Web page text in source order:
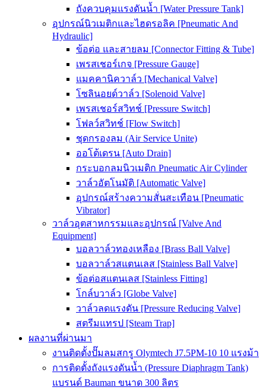
ถังควบคุมแรงดันน้ำ [Water Pressure Tank]
อุปกรณ์นิวเมติกและไฮดรอลิค [Pneumatic And
Hydraulic]
ข้อต่อ และสายลม [Connector Fitting & Tube]
เพรสเชอร์เกจ [Pressure Gauge]
แมคคานิควาล์ว [Mechanical Valve]
โซลินอยด์วาล์ว [Solenoid Valve]
เพรสเชอร์สวิทช์ [Pressure Switch]
โฟลว์สวิทช์ [Flow Switch]
ชุดกรองลม (Air Service Unite)
ออโต้เดรน [Auto Drain]
กระบอกลมนิวเมติก Pneumatic Air Cylinder
วาล์วอัตโนมัติ [Automatic Valve]
อุปกรณ์สร้างความสั่นสะเทือน [Pneumatic
Vibrator]
วาล์วอุตสาหกรรมและอุปกรณ์ [Valve And
Equipment]
บอลวาล์วทองเหลือง [Brass Ball Valve]
บอลวาล์วสแตนเลส [Stainless Ball Valve]
ข้อต่อสแตนเลส [Stainless Fitting]
โกล์บวาล์ว [Globe Valve]
วาล์วลดแรงดัน [Pressure Reducing Valve]
สตรีมแทรป [Steam Trap]
ผลงานที่ผ่านมา
งานติดตั้งปั๊มลมสกรู Olymtech J7.5PM-10 10 แรงม้า
การติดตั้งถังแรงดันน้ำ (Pressure Diaphragm Tank)
แบรนด์ Bauman ขนาด 300 ลิตร